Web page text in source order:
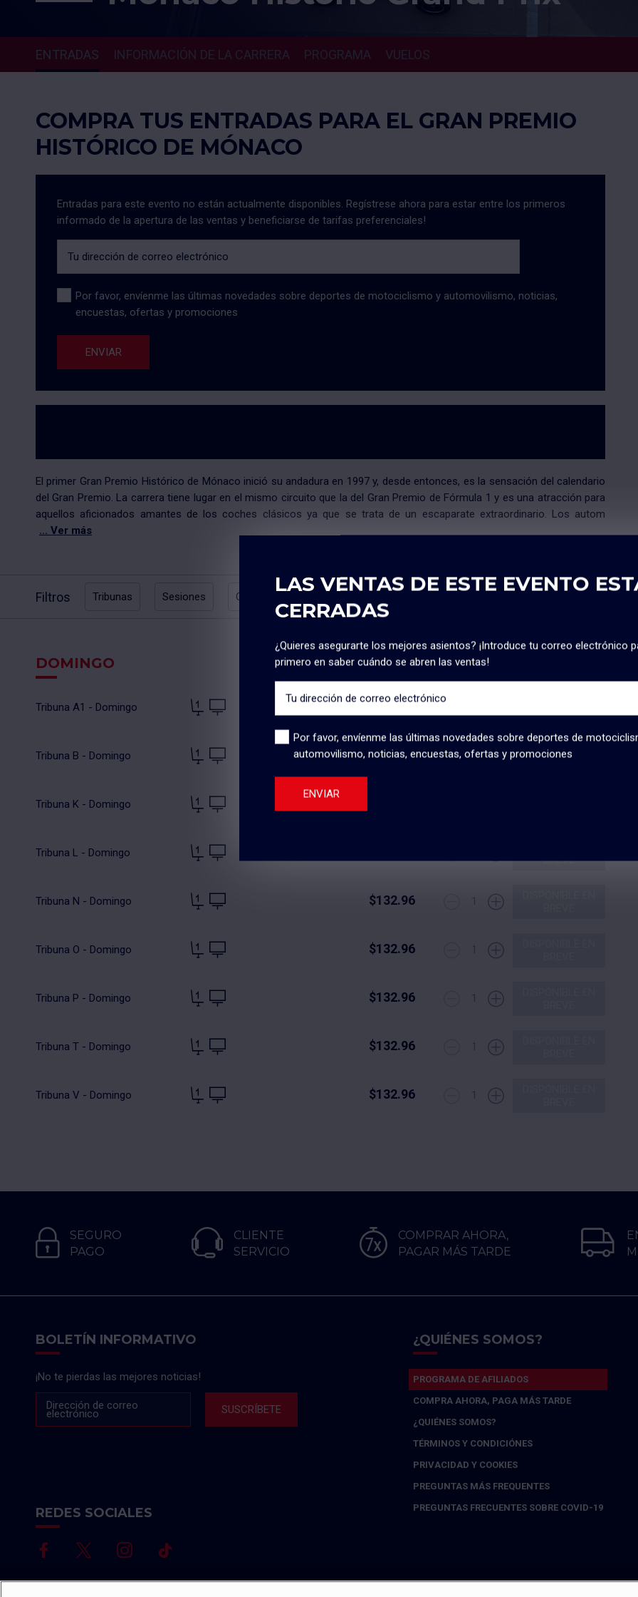
ENTRADAS INFORMACIÓN DE LA CARRERA PROGRAMA VUELOS
COMPRA TUS ENTRADAS PARA EL GRAN PREMIO
HISTÓRICO DE MÓNACO
Entradas para este evento no están actualmente disponibles. Regístrese ahora para estar entre los primeros
informado de la apertura de las ventas y beneficiarse de tarifas preferenciales!
Tu dirección de correo electrónico
Por favor, envíenme las últimas novedades sobre deportes de motociclismo y automovilismo, noticias,
encuestas, ofertas y promociones
ENVIAR
LAS VENTAS DE ESTE EVENTO
CERRADAS
¿Quieres asegurarte los mejores asientos? ¡Introduce tu correo electrónico
primero en saber cuándo se abren las ventas!
Tu dirección de correo electrónico
Por favor, envíenme las últimas novedades sobre deportes de
automovilismo, noticias, encuestas, ofertas y promociones
ENVIAR
El primer Gran Premio Histórico de Mónaco inició su andadura en 1997 y, desde entonces, es la sensación del calendario
del Gran Premio. La carrera tiene lugar en el mismo circuito que la del Gran Premio de Fórmula 1 y es una atracción para
aquellos aficionados amantes de los coches clásicos ya que se trata de un escaparate extraordinario. Los autom
... Ver más
Filtros Tribunas Sesiones Categoría de precios
DOMINGO
Tribuna A1 - Domingo $132.96
BREVE
Tribuna B - Domingo $132.96 1
DISPONIBLE EN
Tribuna K - Domingo
Tribuna L - Domingo
BREVE
Tribuna N - Domingo $132.96 1
Tribuna O - Domingo $132.96 1
Tribuna P - Domingo $132.96 1
Tribuna T - Domingo $132.96 1
Tribuna V - Domingo $132.96 1
SEGURO
PAGO
CLIENTE
SERVICIO
COMPRAR AHORA,
PAGAR MÁS TARDE
BOLETÍN INFORMATIVO
¡No te pierdas las mejores noticias!
Dirección de correo
electrónico SUSCRÍBETE
REDES SOCIALES
¿QUIÉNES SOMOS?
PROGRAMA DE AFILIADOS
COMPRA AHORA, PAGA MÁS TARDE
¿QUIÉNES SOMOS?
TÉRMINOS Y CONDICIÓNES
PRIVACIDAD Y COOKIES
PREGUNTAS MÁS FREQUENTES
PREGUNTAS FRECUENTES SOBRE COVID-19